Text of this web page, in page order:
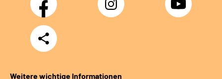
Teilen
Weitere wichtige Informationen